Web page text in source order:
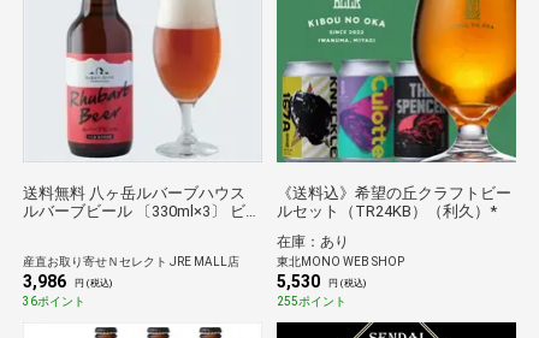
送料無料 八ヶ岳ルバーブハウス
ルバーブビール 〔330ml×3〕 ビー
産直お取り寄せＮセレクト JRE MALL店
3,986 円 (税込)
36ポイント
《送料込》希望の丘クラフトビー
ルセット（TR24KB）（利久）*
在庫：あり
東北MONO WEB SHOP
5,530 円 (税込)
255ポイント